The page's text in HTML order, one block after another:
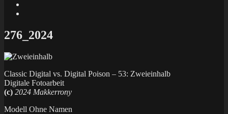
X
276_2024
Classic Digital vs. Digital Poison – 53: Zweieinhalb
Digitale Fotoarbeit
(c) 2024 Makkerrony
Modell Ohne Namen